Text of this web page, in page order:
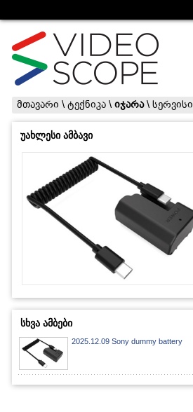
მთავარი \ ტექნიკა \ იჯარა\ სერვისი
უახლესი ამბავი
სხვა ამბები
2025.12.09 Sony dummy battery